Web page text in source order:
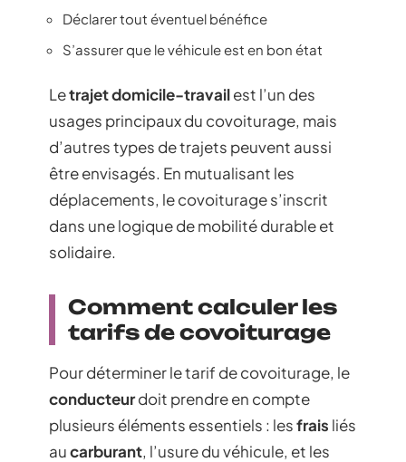
Déclarer tout éventuel bénéfice
S’assurer que le véhicule est en bon état
Letrajet domicile-travailest l’un des
usages principaux du covoiturage, mais
d’autres types de trajets peuvent aussi
être envisagés. En mutualisant les
déplacements, le covoiturage s’inscrit
dans une logique de mobilité durable et
solidaire.
Comment calculer les
tarifs de covoiturage
Pour déterminer le tarif de covoiturage, le
conducteurdoit prendre en compte
plusieurs éléments essentiels : lesfrais liés
aucarburant, l’usure du véhicule, et les